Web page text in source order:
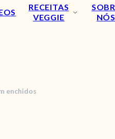
RECEITAS
VEGGIE
NÓS
enchidos